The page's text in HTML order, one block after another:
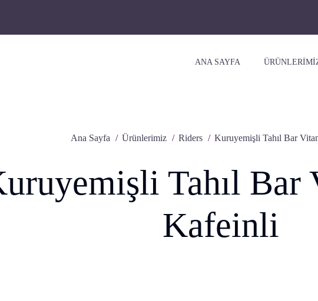
ANA SAYFA
Ana Sayfa Ürünlerimiz Riders Kuruyemişli Tahıl Bar
Tahıl
Kafeinli